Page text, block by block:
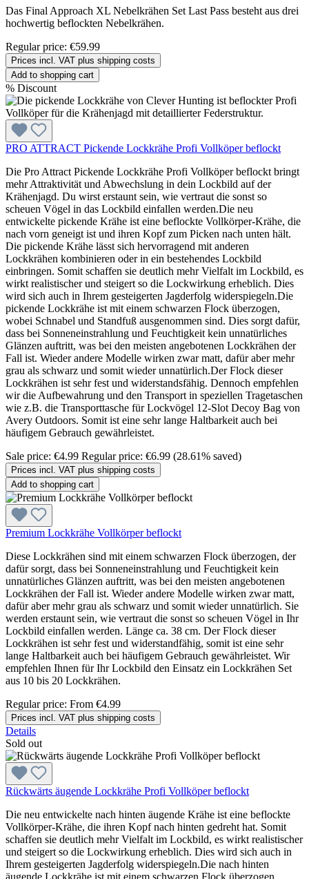
Das Final Approach XL Nebelkrähen Set Last Pass besteht aus drei
hochwertig beflockten Nebelkrähen.
Regular price: €59.99
Prices incl. VAT plus shipping costs
Add to shopping cart
% Discount
PRO ATTRACT Pickende Lockkrähe Profi Vollköper beflockt
Die Pro Attract Pickende Lockkrähe Profi Vollköper beflockt bringt
mehr Attraktivität und Abwechslung in dein Lockbild auf der
Krähenjagd. Du wirst erstaunt sein, wie vertraut die sonst so
scheuen Vögel in das Lockbild einfallen werden.Die neu
entwickelte pickende Krähe ist eine beflockte Vollkörper-Krähe, die
nach vorn geneigt ist und ihren Kopf zum Picken nach unten hält.
Die pickende Krähe lässt sich hervorragend mit anderen
Lockkrähen kombinieren oder in ein bestehendes Lockbild
einbringen. Somit schaffen sie deutlich mehr Vielfalt im Lockbild, es
wirkt realistischer und steigert so die Lockwirkung erheblich. Dies
wird sich auch in Ihrem gesteigerten Jagderfolg widerspiegeln.Die
pickende Lockkrähe ist mit einem schwarzen Flock überzogen,
wobei Schnabel und Standfuß ausgenommen sind. Dies sorgt dafür,
dass bei Sonneneinstrahlung und Feuchtigkeit kein unnatürliches
Glänzen auftritt, was bei den meisten angebotenen Lockkrähen der
Fall ist. Wieder andere Modelle wirken zwar matt, dafür aber mehr
grau als schwarz und somit wieder unnatürlich.Der Flock dieser
Lockkrähen ist sehr fest und widerstandsfähig. Dennoch empfehlen
wir die Aufbewahrung und den Transport in speziellen Tragetaschen
wie z.B. die Transporttasche für Lockvögel 12-Slot Decoy Bag von
Avery Outdoors. Somit ist eine sehr lange Haltbarkeit auch bei
häufigem Gebrauch gewährleistet.
Sale price: €4.99 Regular price: €6.99 (28.61% saved)
Prices incl. VAT plus shipping costs
Add to shopping cart
Premium Lockkrähe Vollkörper beflockt
Diese Lockkrähen sind mit einem schwarzen Flock überzogen, der
dafür sorgt, dass bei Sonneneinstrahlung und Feuchtigkeit kein
unnatürliches Glänzen auftritt, was bei den meisten angebotenen
Lockkrähen der Fall ist. Wieder andere Modelle wirken zwar matt,
dafür aber mehr grau als schwarz und somit wieder unnatürlich. Sie
werden erstaunt sein, wie vertraut die sonst so scheuen Vögel in Ihr
Lockbild einfallen werden. Länge ca. 38 cm. Der Flock dieser
Lockkrähen ist sehr fest und widerstandfähig, somit ist eine sehr
lange Haltbarkeit auch bei häufigem Gebrauch gewährleistet. Wir
empfehlen Ihnen für Ihr Lockbild den Einsatz ein Lockkrähen Set
aus 10 bis 20 Lockkrähen.
Regular price: From €4.99
Prices incl. VAT plus shipping costs
Details
Sold out
Rückwärts äugende Lockkrähe Profi Vollköper beflockt
Die neu entwickelte nach hinten äugende Krähe ist eine beflockte
Vollkörper-Krähe, die ihren Kopf nach hinten gedreht hat. Somit
schaffen sie deutlich mehr Vielfalt im Lockbild, es wirkt realistischer
und steigert so die Lockwirkung erheblich. Dies wird sich auch in
Ihrem gesteigerten Jagderfolg widerspiegeln.Die nach hinten
äugende Lockkrähe ist mit einem schwarzen Flock überzogen,